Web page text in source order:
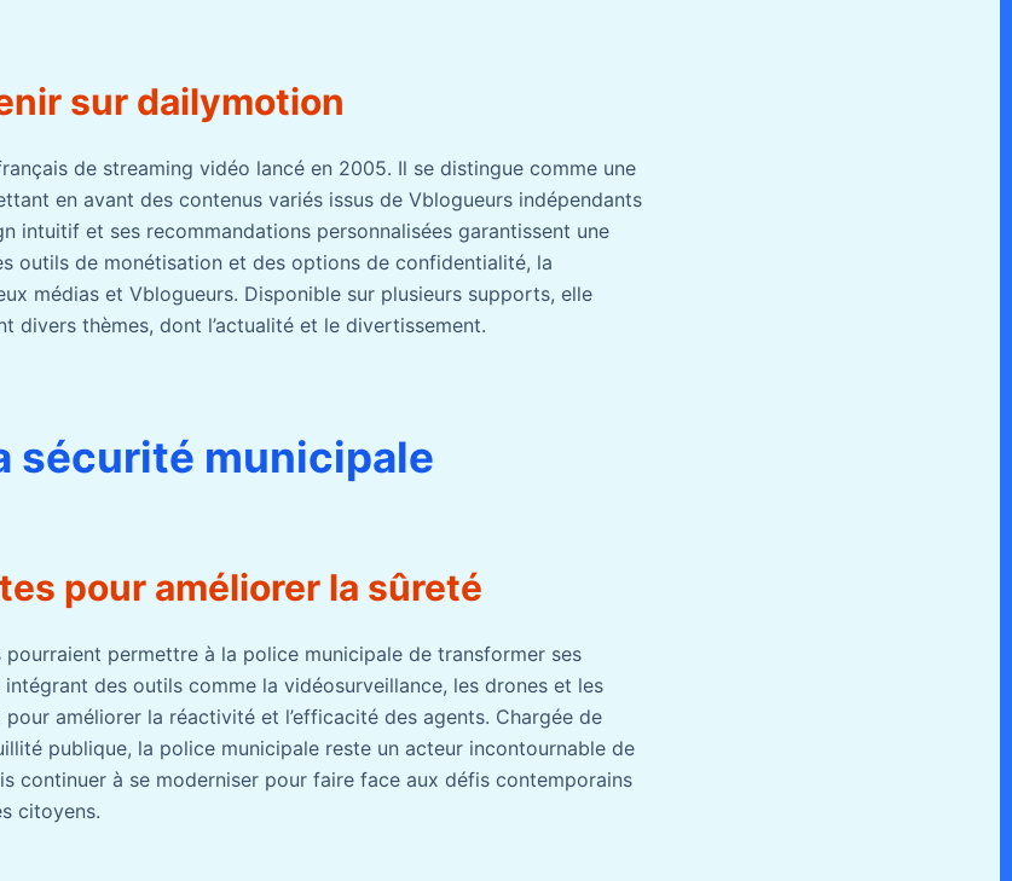
sur dailymotion
de streaming vidéo lancé en 2005. Il se distingue comme une
en avant des contenus variés issus de Vblogueurs indépendants
intuitif et ses recommandations personnalisées garantissent une
outils de monétisation et des options de confidentialité, la
médias et Vblogueurs. Disponible sur plusieurs supports, elle
divers thèmes, dont l’actualité et le divertissement.
sécurité municipale
pour améliorer la sûreté
permettre à la police municipale de transformer ses
intégrant des outils comme la vidéosurveillance, les drones et les
améliorer la réactivité et l’efficacité des agents. Chargée de
publique, la police municipale reste un acteur incontournable de
continuer à se moderniser pour faire face aux défis contemporains
citoyens.